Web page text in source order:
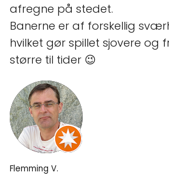
afregne på stedet.
Banerne er af forskellig
hvilket gør spillet sjovere og
større til tider 😉
Flemming V.